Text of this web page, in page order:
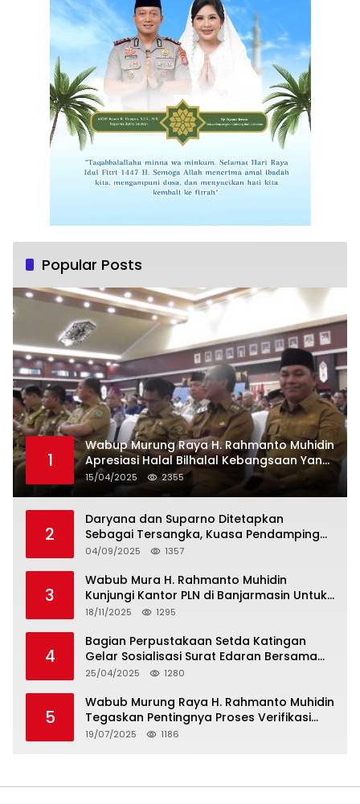
Popular Posts
1
Wabup Murung Raya H. Rahmanto Muhidin
Apresiasi Halal Bilhalal Kebangsaan Yang
Digelar Pemprov. Kalteng
15/04/2025 2355
2
Daryana dan Suparno Ditetapkan
Sebagai Tersangka, Kuasa Pendamping
Men Gumpul: “Ini Diskriminasi Hukum, Kami
04/09/2025 1357
3
Wabub Mura H. Rahmanto Muhidin
Kunjungi Kantor PLN di Banjarmasin Untuk
Usulkan Program Listrik Desa Tahun 2026
18/11/2025 1295
4
Bagian Perpustakaan Setda Katingan
Gelar Sosialisasi Surat Edaran Bersama
Tentang Budaya Literasi Membaca
25/04/2025 1280
5
Wabub Murung Raya H. Rahmanto Muhidin
Tegaskan Pentingnya Proses Verifikasi
Penerima Manfaat Program Kartu Hebat
19/07/2025 1186